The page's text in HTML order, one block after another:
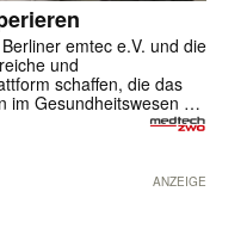
emtec e.V. und die
und
schaffen, die das
im Gesundheitswesen …
ANZEIGE